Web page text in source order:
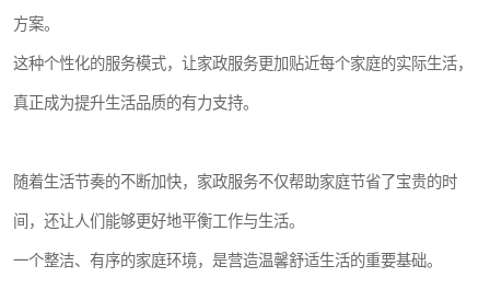
方案。
这种个性化的服务模式，让家政服务更加贴近每个家庭的实际生活，
真正成为提升生活品质的有力支持。
随着生活节奏的不断加快，家政服务不仅帮助家庭节省了宝贵的时
间，还让人们能够更好地平衡工作与生活。
一个整洁、有序的家庭环境，是营造温馨舒适生活的重要基础。